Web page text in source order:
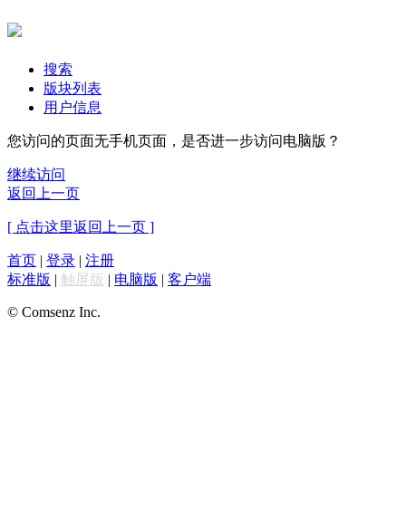
搜索
版块列表
用户信息
您访问的页面无手机页面，是否进一步访问电脑版？
继续访问
返回上一页
[ 点击这里返回上一页 ]
首页 | 登录 | 注册
标准版 | 触屏版 | 电脑版 | 客户端
© Comsenz Inc.